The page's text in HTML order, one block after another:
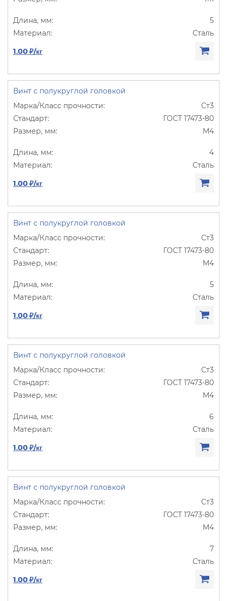
5
Сталь
1.00 ₽/кг
Винт с полукруглой головкой
Ст3
ГОСТ 17473-80
М4
4
Сталь
1.00 ₽/кг
Винт с полукруглой головкой
Ст3
ГОСТ 17473-80
М4
5
Сталь
1.00 ₽/кг
Винт с полукруглой головкой
Ст3
ГОСТ 17473-80
М4
6
Сталь
1.00 ₽/кг
Винт с полукруглой головкой
Ст3
ГОСТ 17473-80
М4
7
Сталь
1.00 ₽/кг